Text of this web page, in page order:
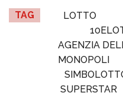
TAG LOTTO
AGENZIA
MONOPOLI
SUPERSTAR